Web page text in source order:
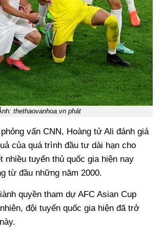
thethaovanhoa.vn phát
vấn CNN, Hoàng tử Ali đánh giá
của quá trình đầu tư dài hạn cho
nhiều tuyển thủ quốc gia hiện nay
từ đầu những năm 2000.
quyền tham dự AFC Asian Cup
đội tuyển quốc gia hiện đã trở